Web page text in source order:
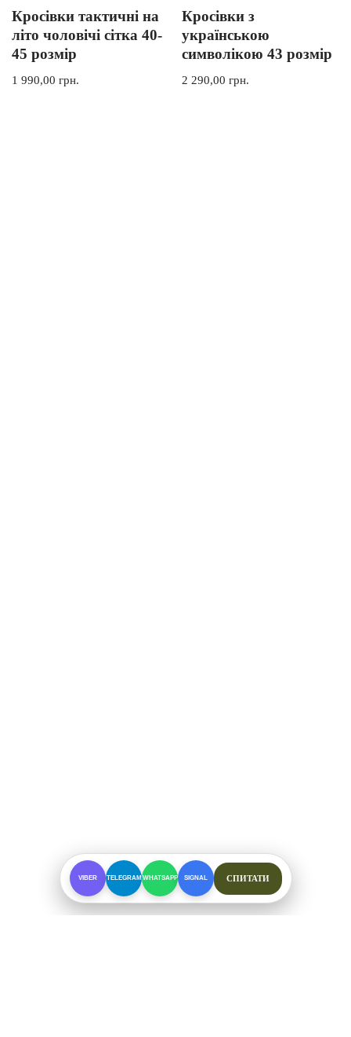
Кросівки тактичні на
літо чоловічі сітка 40-
45 розмір
1 990,00 грн.
Кросівки з
українською
символікою 43 розмір
2 290,00грн.
VIBER TELEGRAMWHATSAPP SIGNAL СПИТАТИ